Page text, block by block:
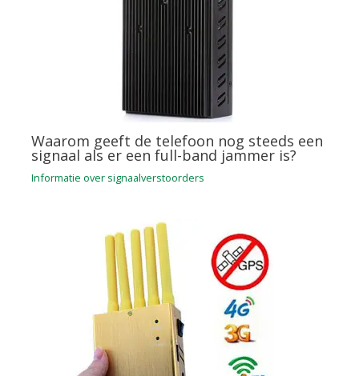
Waarom geeft de telefoon nog steeds een
signaal als er een full-band jammer is?
Informatie over signaalverstoorders